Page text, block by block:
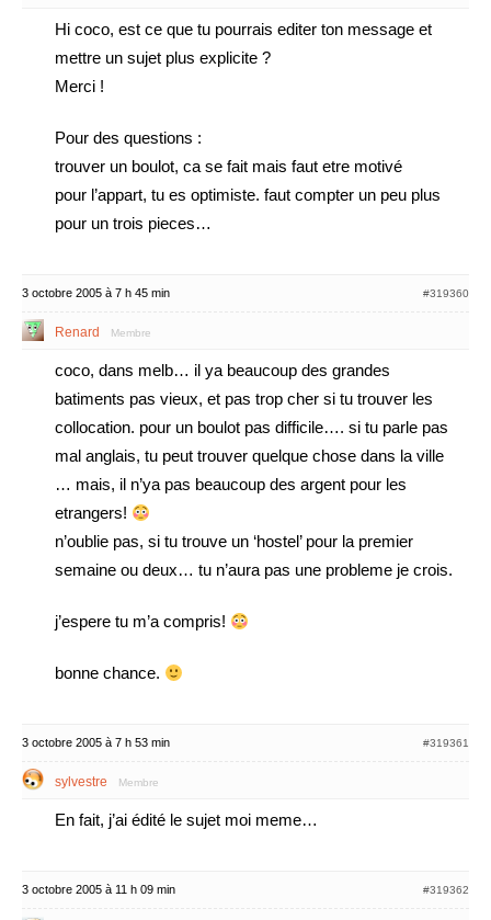
Hi coco, est ce que tu pourrais editer ton message et
mettre un sujet plus explicite ?
Merci !
Pour des questions :
trouver un boulot, ca se fait mais faut etre motivé
pour l’appart, tu es optimiste. faut compter un peu plus
pour un trois pieces…
3 octobre 2005 à 7 h 45 min #319360
Renard Membre
coco, dans melb… il ya beaucoup des grandes
batiments pas vieux, et pas trop cher si tu trouver les
collocation. pour un boulot pas difficile…. si tu parle pas
mal anglais, tu peut trouver quelque chose dans la ville
… mais, il n’ya pas beaucoup des argent pour les
etrangers!
n’oublie pas, si tu trouve un ‘hostel’ pour la premier
semaine ou deux… tu n’aura pas une probleme je crois.
j’espere tu m’a compris!
bonne chance.
3 octobre 2005 à 7 h 53 min #319361
sylvestre Membre
En fait, j’ai édité le sujet moi meme…
3 octobre 2005 à 11 h 09 min #319362